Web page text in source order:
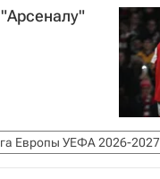
Европы УЕФА 2026-2027
Фабиу Виейра